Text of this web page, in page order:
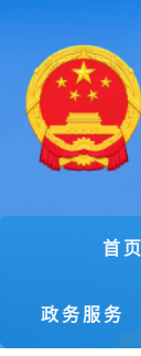
首页
政务服务